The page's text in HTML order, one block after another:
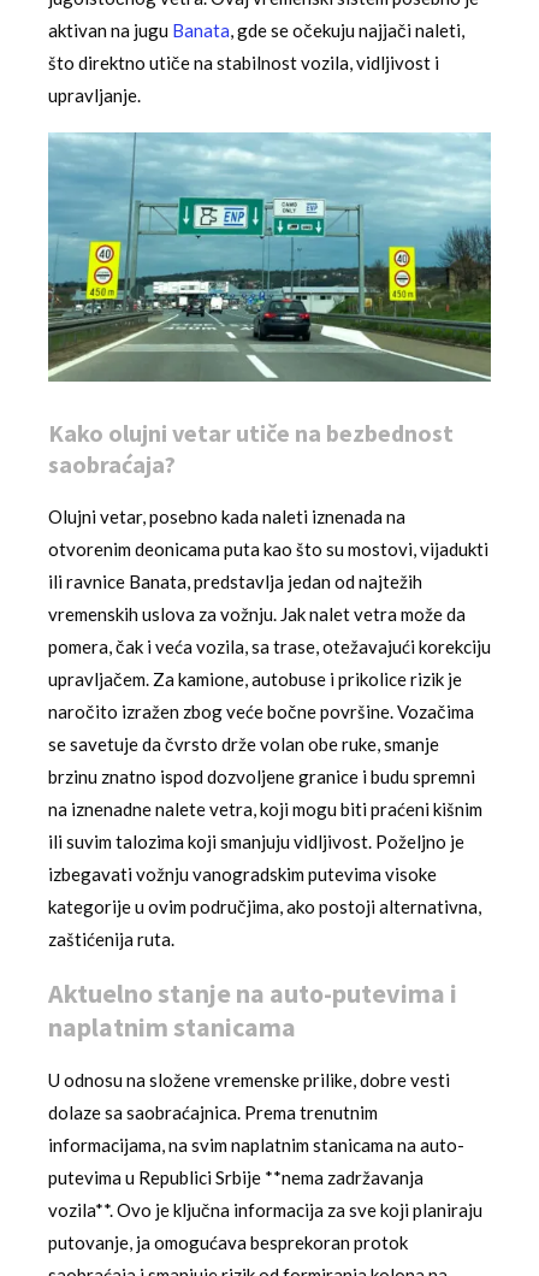
aktivan na jugu Banata, gde se očekuju najjači naleti,
što direktno utiče na stabilnost vozila, vidljivost i
upravljanje.
Kako olujni vetar utiče na bezbednost
saobraćaja?
Olujni vetar, posebno kada naleti iznenada na
otvorenim deonicama puta kao što su mostovi, vijadukti
ili ravnice Banata, predstavlja jedan od najtežih
vremenskih uslova za vožnju. Jak nalet vetra može da
pomera, čak i veća vozila, sa trase, otežavajući korekciju
upravljačem. Za kamione, autobuse i prikolice rizik je
naročito izražen zbog veće bočne površine. Vozačima
se savetuje da čvrsto drže volan obe ruke, smanje
brzinu znatno ispod dozvoljene granice i budu spremni
na iznenadne nalete vetra, koji mogu biti praćeni kišnim
ili suvim talozima koji smanjuju vidljivost. Poželjno je
izbegavati vožnju vanogradskim putevima visoke
kategorije u ovim područjima, ako postoji alternativna,
zaštićenija ruta.
Aktuelno stanje na auto-putevima i
naplatnim stanicama
U odnosu na složene vremenske prilike, dobre vesti
dolaze sa saobraćajnica. Prema trenutnim
informacijama, na svim naplatnim stanicama na auto-
putevima u Republici Srbije **nema zadržavanja
vozila**. Ovo je ključna informacija za sve koji planiraju
putovanje, ja omogućava besprekoran protok